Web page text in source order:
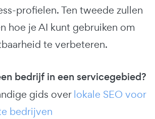
profielen. Ten tweede zullen
hoe je AI kunt gebruiken om
te verbeteren.
bedrijf in een servicegebied?
gids overlokale SEO voor
bedrijven